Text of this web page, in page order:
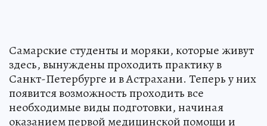
Самарские студенты и моряки, которые живут
здесь, вынуждены проходить практику в
Санкт-Петербурге и в Астрахани. Теперь у них
появится возможность проходить все
необходимые виды подготовки, начиная
оказанием первой медицинской помощи и